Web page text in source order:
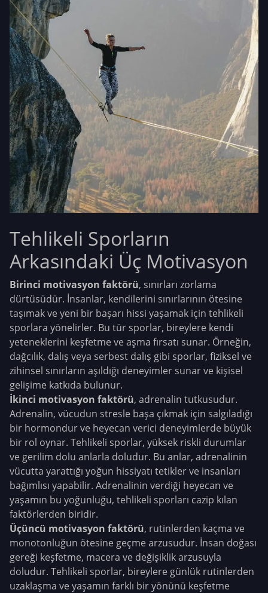
Tehlikeli Sporların
Arkasındaki Üç Motivasyon
Birinci motivasyon faktörü, sınırları zorlama
dürtüsüdür. İnsanlar, kendilerini sınırlarının ötesine
taşımak ve yeni bir başarı hissi yaşamak için tehlikeli
sporlara yönelirler. Bu tür sporlar, bireylere kendi
yeteneklerini keşfetme ve aşma fırsatı sunar. Örneğin,
dağcılık, dalış veya serbest dalış gibi sporlar, fiziksel ve
zihinsel sınırların aşıldığı deneyimler sunar ve kişisel
gelişime katkıda bulunur.
İkinci motivasyon faktörü, adrenalin tutkusudur.
Adrenalin, vücudun stresle başa çıkmak için salgıladığı
bir hormondur ve heyecan verici deneyimlerde büyük
bir rol oynar. Tehlikeli sporlar, yüksek riskli durumlar
ve gerilim dolu anlarla doludur. Bu anlar, adrenalinin
vücutta yarattığı yoğun hissiyatı tetikler ve insanları
bağımlısı yapabilir. Adrenalinin verdiği heyecan ve
yaşamın bu yoğunluğu, tehlikeli sporları cazip kılan
faktörlerden biridir.
Üçüncü motivasyon faktörü, rutinlerden kaçma ve
monotonluğun ötesine geçme arzusudur. İnsan doğası
gereği keşfetme, macera ve değişiklik arzusuyla
doludur. Tehlikeli sporlar, bireylere günlük rutinlerden
uzaklaşma ve yaşamın farklı bir yönünü keşfetme